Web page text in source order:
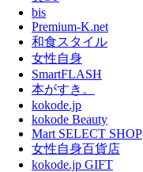
bis
Premium-K.net
和食スタイル
女性自身
SmartFLASH
本がすき。
kokode.jp
kokode Beauty
Mart SELECT SHOP
女性自身百貨店
kokode.jp GIFT